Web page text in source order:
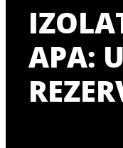
APA: